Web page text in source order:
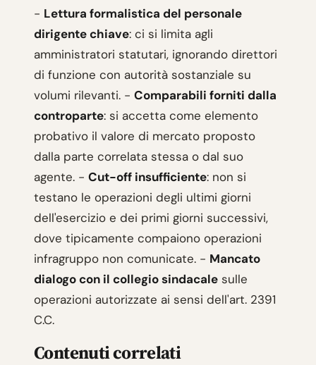
- Lettura formalistica del personale
dirigente chiave: ci si limita agli
amministratori statutari, ignorando direttori
di funzione con autorità sostanziale su
volumi rilevanti. - Comparabili forniti dalla
controparte: si accetta come elemento
probativo il valore di mercato proposto
dalla parte correlata stessa o dal suo
agente. - Cut-off insufficiente: non si
testano le operazioni degli ultimi giorni
dell'esercizio e dei primi giorni successivi,
dove tipicamente compaiono operazioni
infragruppo non comunicate. - Mancato
dialogo con il collegio sindacale sulle
operazioni autorizzate ai sensi dell'art. 2391
C.C.
Contenuti correlati